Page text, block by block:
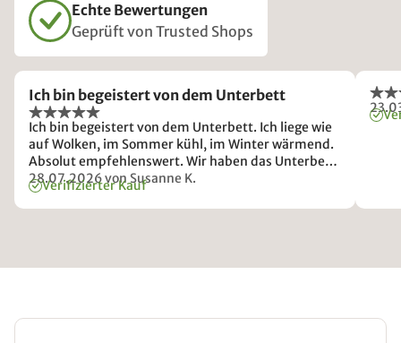
Echte Bewertungen
Geprüft von Trusted Shops
Ich bin begeistert von dem Unterbett
Ich bin begeistert von dem Unterbett. Ich liege wie
auf Wolken, im Sommer kühl, im Winter wärmend.
Absolut empfehlenswert. Wir haben das Unterbett
mittlerweile in zwei Haushalten.
28.07.2026von Susanne K.
Verifizierter Kauf